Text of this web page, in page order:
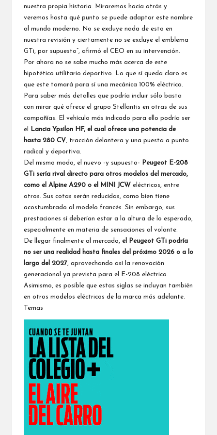
nuestra propia historia. Miraremos hacia atrás y
veremos hasta qué punto se puede adaptar este nombre
al mundo moderno. No se excluye nada de esto en
nuestra revisión y ciertamente no se excluye el emblema
GTi, por supuesto”, afirmó el CEO en su intervención.
Por ahora no se sabe mucho más acerca de este
hipotético utilitario deportivo. Lo que sí queda claro es
que este tomará para sí una mecánica 100% eléctrica.
Para saber más detalles que podría incluir sólo basta
con mirar qué ofrece el grupo Stellantis en otras de sus
compañías. El vehículo más indicado para ello podría ser
el
Lancia Ypsilon HF, el cual ofrece una potencia de
hasta 280 CV , tracción delantera y una puesta a punto
radical y deportiva.
Del mismo modo, el nuevo -y supuesto-
Peugeot E-208
GTi sería rival directo para otros modelos del mercado,
como el Alpine A290 o el MINI JCW eléctricos, entre
otros. Sus cotas serán reducidas, como bien tiene
acostumbrado al modelo francés. Sin embargo, sus
prestaciones sí deberían estar a la altura de lo esperado,
especialmente en materia de sensaciones al volante.
De llegar finalmente al mercado, el Peugeot GTi podría
no ser una realidad hasta finales del próximo 2026 o a lo
largo del 2027 , aprovechando así la renovación
generacional ya prevista para el E-208 eléctrico.
Asimismo, es posible que estas siglas se incluyan también
en otros modelos eléctricos de la marca más adelante.
Temas